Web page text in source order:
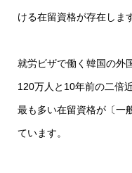
ける在留資格が存在しま
就労ビザで働く韓国の外
120万人と10年前の二倍
最も多い在留資格が〔一
ています。